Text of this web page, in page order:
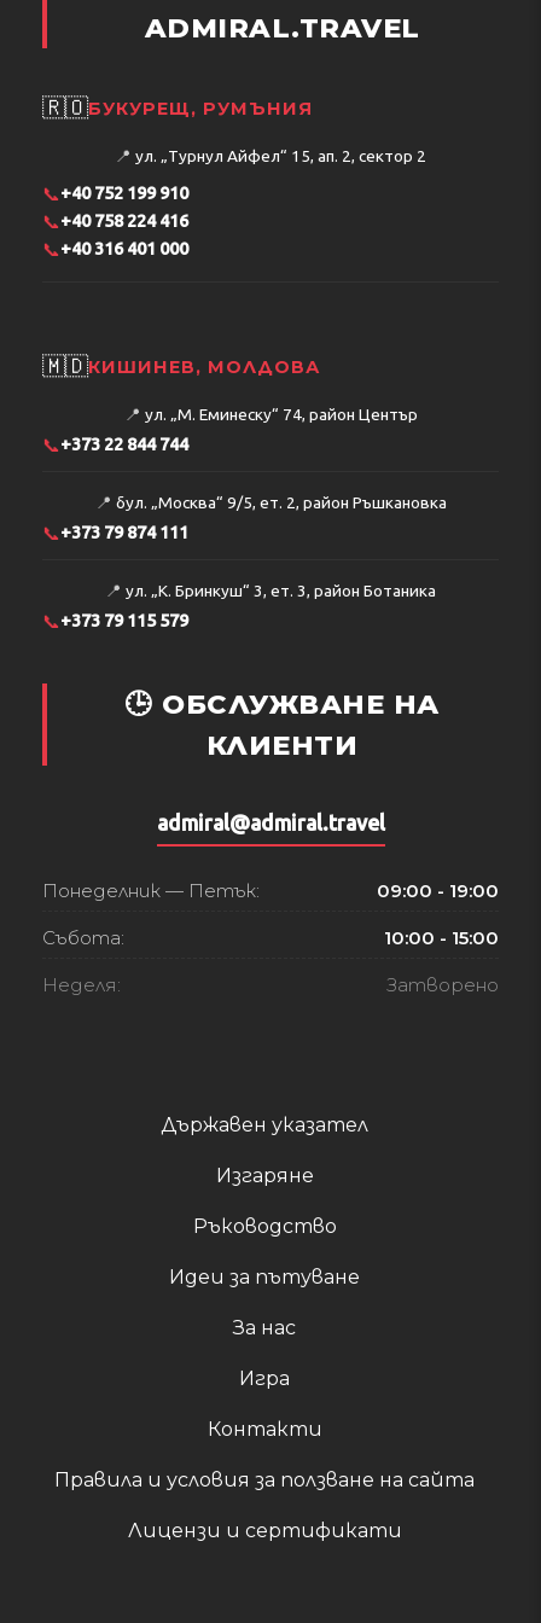
Държавен указател
Изгаряне
Ръководство
Идеи за пътуване
За нас
Игра
Контакти
Правила и условия за ползване на сайта
Лицензи и сертификати
ADMIRAL.TRAVEL
🇷🇴БУКУРЕЩ, РУМЪНИЯ
📍 ул. „Турнул Айфел“ 15, ап. 2, сектор 2
📞+40 752 199 910
📞+40 758 224 416
📞+40 316 401 000
🇲🇩КИШИНЕВ, МОЛДОВА
📍 ул. „М. Еминеску“ 74, район Център
📞+373 22 844 744
📍 бул. „Москва“ 9/5, ет. 2, район Ръшкановка
📞+373 79 874 111
📍 ул. „К. Бринкуш“ 3, ет. 3, район Ботаника
📞+373 79 115 579
🕒 ОБСЛУЖВАНЕ НА
КЛИЕНТИ
admiral@admiral.travel
Понеделник — Петък: 09:00 - 19:00
Събота: 10:00 - 15:00
Неделя: Затворено